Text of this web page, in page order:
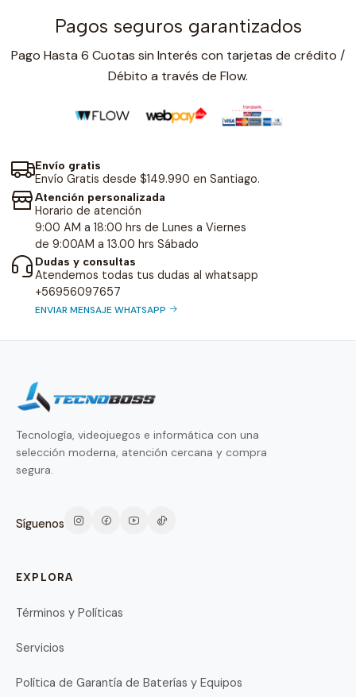
Pagos seguros garantizados
Pago Hasta 6 Cuotas sin Interés con tarjetas de crédito /
Débito a través de Flow.
Envío gratis
Envío Gratis desde $149.990 en Santiago.
Atención personalizada
Horario de atención
9:00 AM a 18:00 hrs de Lunes a Viernes
de 9:00AM a 13.00 hrs Sábado
Dudas y consultas
Atendemos todas tus dudas al whatsapp
+56956097657
ENVIAR MENSAJE WHATSAPP
Tecnología, videojuegos e informática con una
selección moderna, atención cercana y compra
segura.
Síguenos
EXPLORA
Términos y Políticas
Servicios
Política de Garantía de Baterías y Equipos